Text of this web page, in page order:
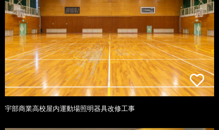
宇部商業高校屋内運動場照明器具改修工事